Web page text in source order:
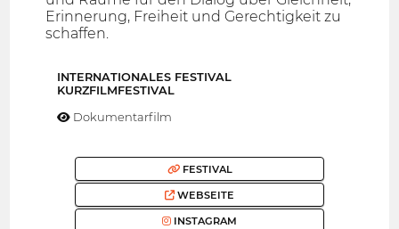
Erinnerung, Freiheit und Gerechtigkeit zu
schaffen.
INTERNATIONALES FESTIVAL
KURZFILMFESTIVAL
Dokumentarfilm
FESTIVAL
WEBSEITE
INSTAGRAM